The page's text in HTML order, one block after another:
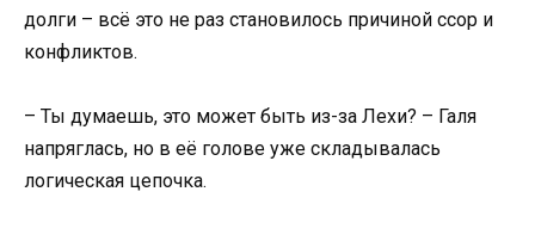
долги – всё это не раз становилось причиной ссор и
конфликтов.
– Ты думаешь, это может быть из-за Лехи? – Галя
напряглась, но в её голове уже складывалась
логическая цепочка.